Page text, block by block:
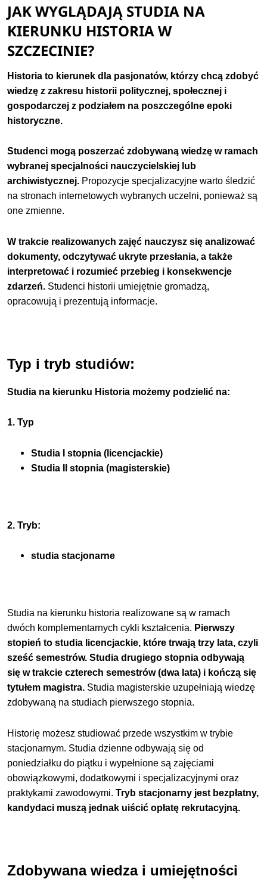
JAK WYGLĄDAJĄ STUDIA NA
KIERUNKU HISTORIA W
SZCZECINIE?
Historia to kierunek dla pasjonatów, którzy chcą zdobyć
wiedzę z zakresu historii politycznej, społecznej i
gospodarczej z podziałem na poszczególne epoki
historyczne.
Studenci mogą poszerzać zdobywaną wiedzę w ramach
wybranej specjalności nauczycielskiej lub
archiwistycznej. Propozycje specjalizacyjne warto śledzić
na stronach internetowych wybranych uczelni, ponieważ są
one zmienne.
W trakcie realizowanych zajęć nauczysz się analizować
dokumenty, odczytywać ukryte przesłania, a także
interpretować i rozumieć przebieg i konsekwencje
zdarzeń. Studenci historii umiejętnie gromadzą,
opracowują i prezentują informacje.
Typ i tryb studiów:
Studia na kierunku Historia możemy podzielić na:
1. Typ
Studia I stopnia (licencjackie)
Studia II stopnia (magisterskie)
2. Tryb:
studia stacjonarne
Studia na kierunku historia realizowane są w ramach
dwóch komplementarnych cykli kształcenia. Pierwszy
stopień to studia licencjackie, które trwają trzy lata, czyli
sześć semestrów. Studia drugiego stopnia odbywają
się w trakcie czterech semestrów (dwa lata) i kończą się
tytułem magistra. Studia magisterskie uzupełniają wiedzę
zdobywaną na studiach pierwszego stopnia.
Historię możesz studiować przede wszystkim w trybie
stacjonarnym. Studia dzienne odbywają się od
poniedziałku do piątku i wypełnione są zajęciami
obowiązkowymi, dodatkowymi i specjalizacyjnymi oraz
praktykami zawodowymi.Tryb stacjonarny jest bezpłatny,
kandydaci muszą jednak uiścić opłatę rekrutacyjną.
Zdobywana wiedza i umiejętności